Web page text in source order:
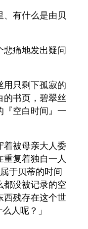
、有什么是由贝
悲痛地发出疑问
用只剩下孤寂的
的书页，碧翠丝
『空白时间』一
着被母亲大人委
复着独自一人
于贝蒂的时间
都没被记录的空
西残存在这个世
人呢？」